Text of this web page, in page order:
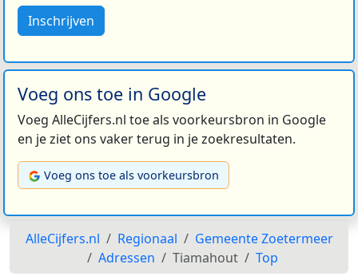
Inschrijven
Voeg ons toe in Google
Voeg AlleCijfers.nl toe als voorkeursbron in Google
en je ziet ons vaker terug in je zoekresultaten.
Voeg ons toe als voorkeursbron
AlleCijfers.nl Regionaal
Gemeente Zoetermeer
Adressen
Tiamahout Top